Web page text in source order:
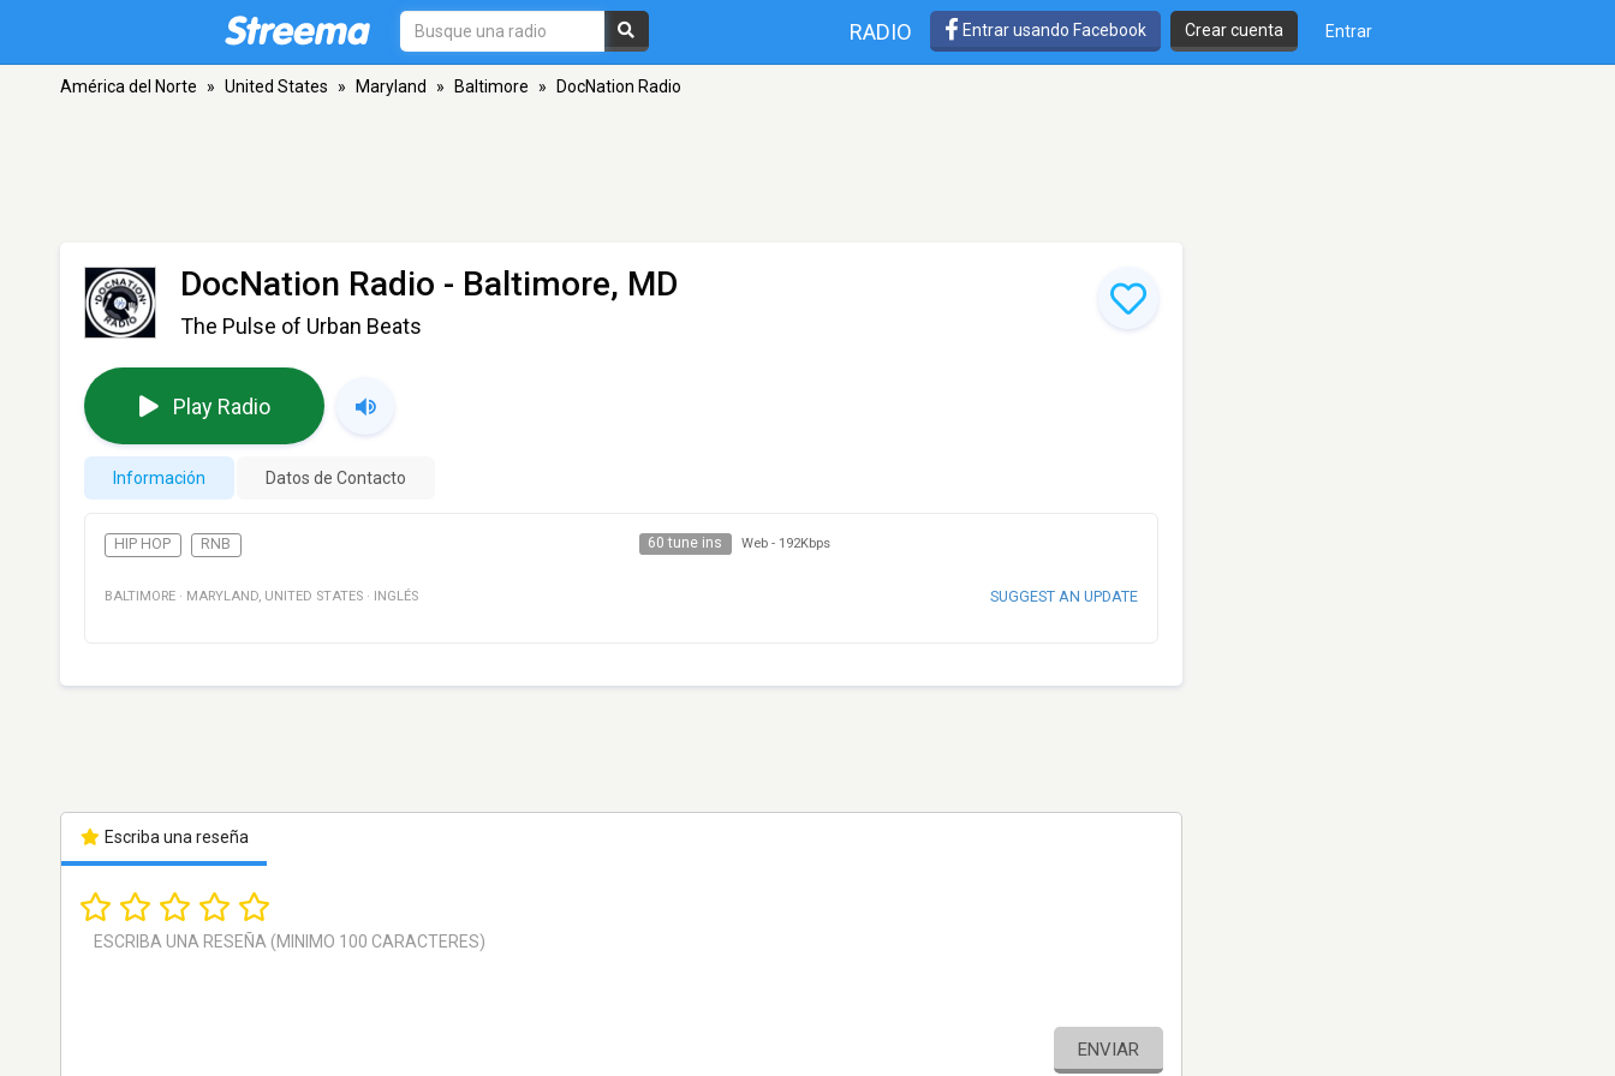
RADIO Entrar usando Facebook Crear cuenta Entrar
América del Norte » United States » Maryland » Baltimore » DocNation Radio
DocNation Radio - Baltimore, MD
The Pulse of Urban Beats
Play Radio
Información Datos de Contacto
HIP HOP RNB 60 tune ins Web - 192Kbps
BALTIMORE · MARYLAND, UNITED STATES · INGLÉS SUGGEST AN UPDATE
Escriba una reseña
ENVIAR